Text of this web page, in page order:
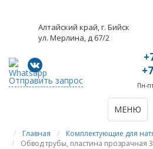
Алтайский край, г. Бийск
ул. Мерлина, д 67/2
Отправить запрос Пн-
МЕНЮ
Главная
Комплектующие для
Обвод трубы, пластина прозрачная